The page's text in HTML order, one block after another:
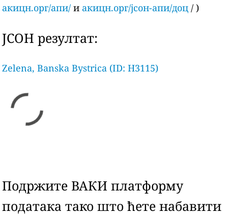
акицн.орг/апи/ и акицн.орг/јсон-апи/доц / )
ЈСОН резултат:
Zelena, Banska Bystrica (ID: H3115)
Подржите ВАКИ платформу
података тако што ћете набавити